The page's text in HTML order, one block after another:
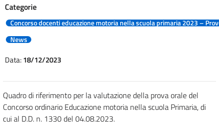
Categorie
Concorso docenti educazione motoria nella scuola primaria 2023 –
News
Data:18/12/2023
Quadro di riferimento per la valutazione della prova orale del
Concorso ordinario Educazione motoria nella scuola Primaria, di
cui al D.D. n. 1330 del 04.08.2023.